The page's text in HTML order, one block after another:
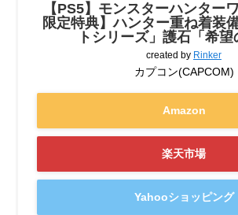
【PS5】モンスターハンター
限定特典】ハンター重ね着装
トシリーズ」護石「希望
created by Rinker
カプコン(CAPCOM)
Amazon
楽天市場
Yahooショッピング